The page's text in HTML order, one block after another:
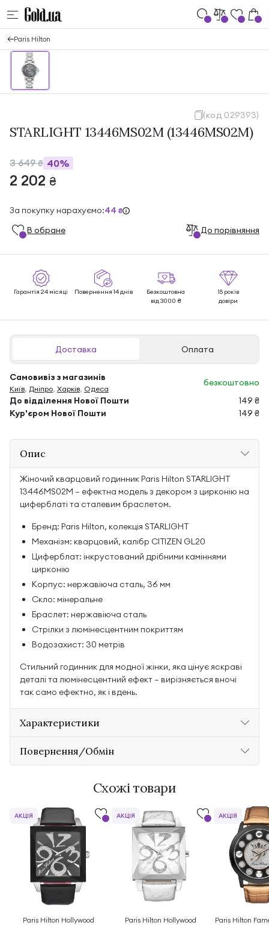
Paris Hilton
(код 029393)
STARLIGHT 13446MS02M (13446MS02M)
3 649₴ 40%
2 202 ₴
За покупку нарахуємо:44 ₴
В обране До порівняння
Гарантія 24 місяці Повернення 14 днів
Безкоштовна
від 3000 ₴
15 років
довіри
Доставка Оплата
Самовивіз з магазинів
Київ, Дніпро, Харків, Одеса
безкоштовно
До відділення Нової Пошти
149 ₴
Кур'єром Нової Пошти
149 ₴
Опис
Жіночий кварцовий годинник Paris Hilton STARLIGHT
13446MS02M — ефектна модель з декором з цирконію на
циферблаті та сталевим браслетом.
Бренд: Paris Hilton, колекція STARLIGHT
Механізм: кварцовий, калібр CITIZEN GL20
Циферблат: інкрустований дрібними каміннями
цирконію
Корпус: нержавіюча сталь, 36 мм
Скло: мінеральне
Браслет: нержавіюча сталь
Стрілки з люмінесцентним покриттям
Водозахист: 30 метрів
Стильний годинник для модної жінки, яка цінує яскраві
деталі та люмінесцентний ефект — вирізняється вночі
так само ефектно, як і вдень.
Характеристики
Повернення/Обмін
Схожі товари
Paris Hilton Hollywood
АКЦІЯ
Paris Hilton Hollywood
АКЦІЯ
Paris Hilton
АКЦІЯ